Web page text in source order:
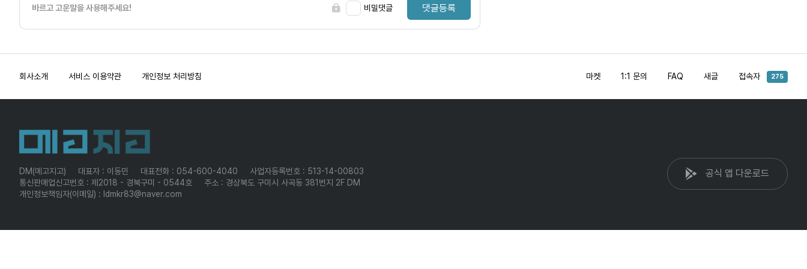
바르고 고운말을 사용해주세요! 비밀댓글 댓글등록
회사소개 서비스 이용약관 개인정보 처리방침 마켓 1:1 문의 FAQ 새글 접속자 275
DM(메고지고) 대표자 : 이동민 대표전화 : 054-600-4040
사업자등록번호 : 513-14-00803
통신판매업신고번호 : 제2018 - 경북구미 - 0544호
주소 : 경상북도 구미시 사곡동 381번지 2F DM
개인정보책임자(이메일) : ldmkr83@naver.com
공식 앱 다운로드